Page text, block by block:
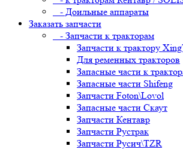
- Доильные аппараты
Заказать запчасти
- Запчасти к тракторам
Запчасти к трактору
Для ременных тракторов
Запасные части к
Запасные части Shifeng
Запчасти Foton\Lovol
Запасные части Скаут
Запчасти Кентавр
Запчасти Рустрак
Запчасти Русич\TZR